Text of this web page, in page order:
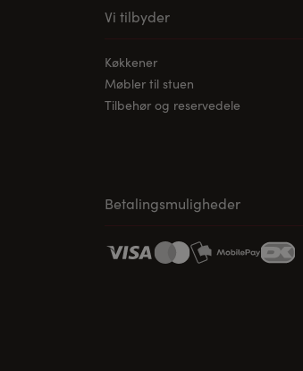
Vi tilbyder
Køkkener
Møbler til stuen
Tilbehør og reservedele
Betalingsmuligheder